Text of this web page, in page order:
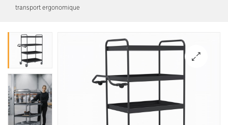
transport ergonomique